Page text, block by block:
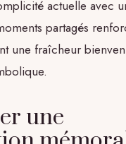
actuelle avec
partagés
une fraîcheur
une